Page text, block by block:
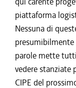
piattaforma
Nessuna di
presumibilmente
parole mette
vedere stanziate
CIPE del